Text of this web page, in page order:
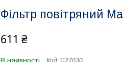
Фільтр повітряний
611 ₴
Код: C27030